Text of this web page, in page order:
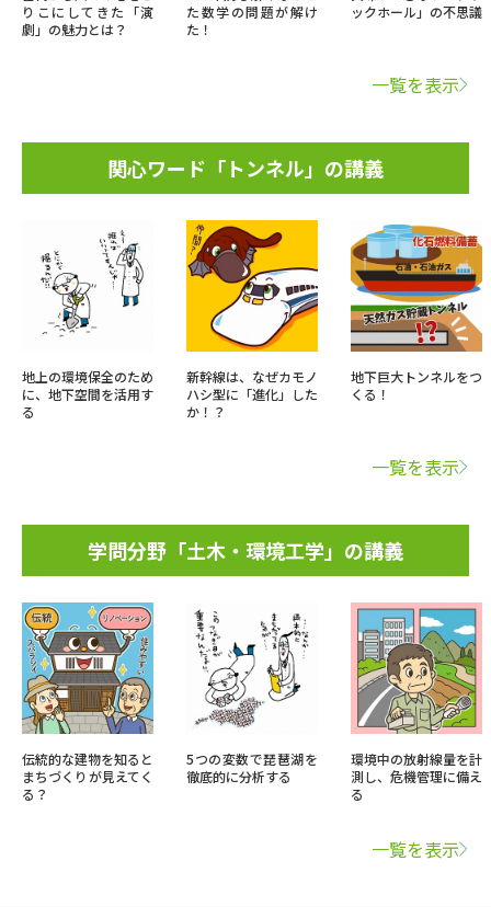
りこにしてきた「演
劇」の魅力とは？
た数学の問題が解け
た！
ックホール」の不思議
一覧を表示
関心ワード「トンネル」の講義
地上の環境保全のため
に、地下空間を活用す
る
新幹線は、なぜカモノ
ハシ型に「進化」した
か！？
地下巨大トンネルをつ
くる！
一覧を表示
学問分野「土木・環境工学」の講義
伝統的な建物を知ると
まちづくりが見えてく
る？
5つの変数で琵琶湖を
徹底的に分析する
環境中の放射線量を計
測し、危機管理に備え
る
一覧を表示